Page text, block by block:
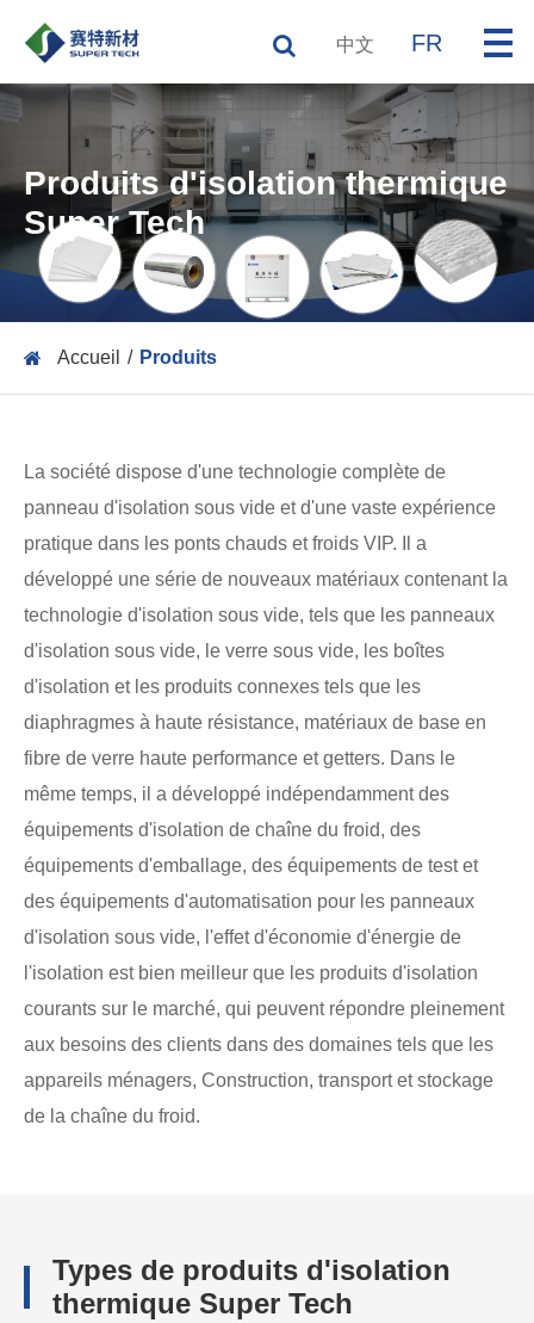
中文 FR
Produits d'isolation thermique
Super Tech
Accueil Produits
La société dispose d'une technologie complète de
panneau d'isolation sous vide et d'une vaste expérience
pratique dans les ponts chauds et froids VIP. Il a
développé une série de nouveaux matériaux contenant la
technologie d'isolation sous vide, tels que les panneaux
d'isolation sous vide, le verre sous vide, les boîtes
d'isolation et les produits connexes tels que les
diaphragmes à haute résistance, matériaux de base en
fibre de verre haute performance et getters. Dans le
même temps, il a développé indépendamment des
équipements d'isolation de chaîne du froid, des
équipements d'emballage, des équipements de test et
des équipements d'automatisation pour les panneaux
d'isolation sous vide, l'effet d'économie d'énergie de
l'isolation est bien meilleur que les produits d'isolation
courants sur le marché, qui peuvent répondre pleinement
aux besoins des clients dans des domaines tels que les
appareils ménagers, Construction, transport et stockage
de la chaîne du froid.
Types de produits d'isolation
thermique Super Tech